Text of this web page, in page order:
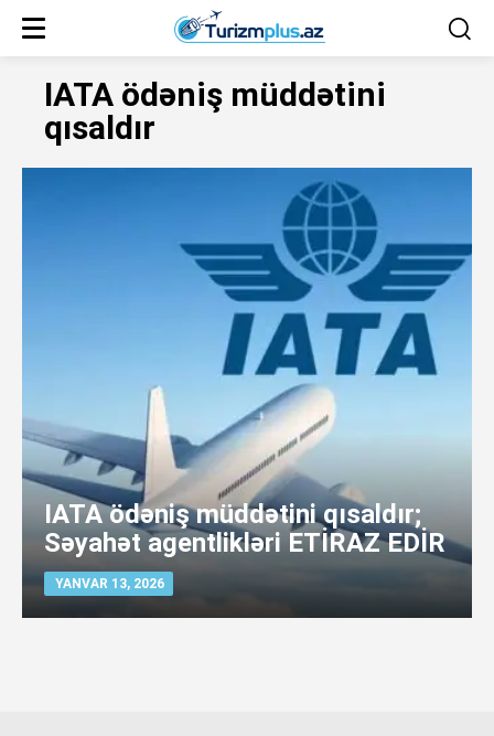
IATA ödəniş müddətini
qısaldır
IATA ödəniş müddətini qısaldır;
Səyahət agentlikləri ETİRAZ EDİR
YANVAR 13, 2026